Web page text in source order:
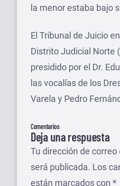
la menor estaba bajo
El Tribunal de Juicio
Distrito Judicial Norte
presidido por el Dr.
las vocalías de los
Varela y Pedro
Comentarios
Deja una respuesta
Tu dirección de
será publicada. Los
están marcados con *